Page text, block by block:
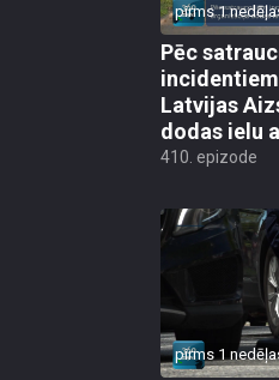
pirms 1
Pēc
Latvijas
dodas ielu
410. epizode
pirms 1